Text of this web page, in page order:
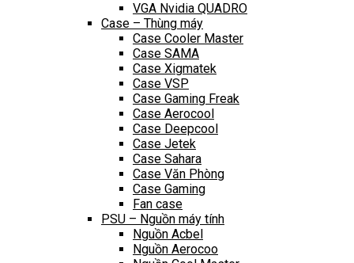
VGA Nvidia QUADRO
Case – Thùng máy
Case Cooler Master
Case SAMA
Case Xigmatek
Case VSP
Case Gaming Freak
Case Aerocool
Case Deepcool
Case Jetek
Case Sahara
Case Văn Phòng
Case Gaming
Fan case
PSU – Nguồn máy tính
Nguồn Acbel
Nguồn Aerocoo